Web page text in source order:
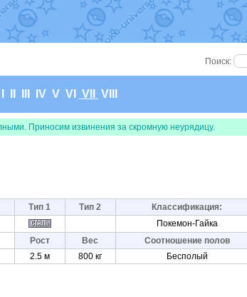
Поиск:
IV V VI VII VIII
Приносим извинения за скромную неурядицу.
Тип 1 Тип 2 Классификация:
Покемон-Гайка
Рост Вес Соотношение полов
2.5 м 800 кг Бесполый